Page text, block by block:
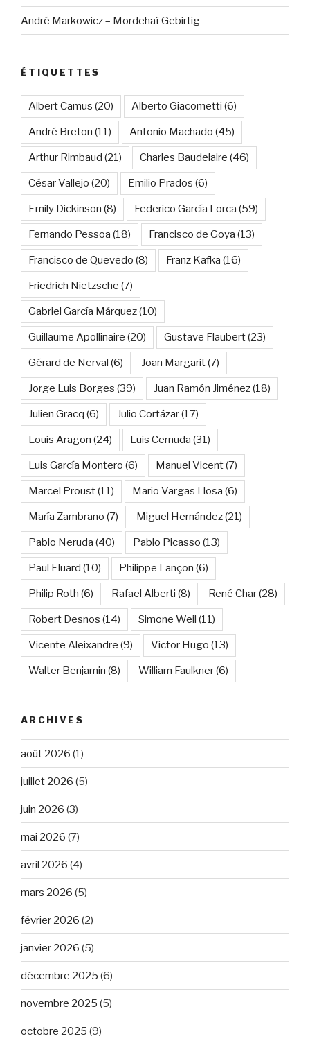
André Markowicz – Mordehaï Gebirtig
ÉTIQUETTES
Albert Camus (20) Alberto Giacometti (6)
André Breton (11) Antonio Machado (45)
Arthur Rimbaud (21) Charles Baudelaire (46)
César Vallejo (20) Emilio Prados (6)
Emily Dickinson (8) Federico García Lorca (59)
Fernando Pessoa (18) Francisco de Goya (13)
Francisco de Quevedo (8) Franz Kafka (16)
Friedrich Nietzsche (7)
Gabriel García Márquez(10)
Guillaume Apollinaire (20) Gustave Flaubert(23)
Gérard de Nerval (6) Joan Margarit(7)
Jorge Luis Borges (39) Juan Ramón Jiménez(18)
Julien Gracq (6) Julio Cortázar(17)
Louis Aragon (24) Luis Cernuda (31)
Luis García Montero (6) Manuel Vicent(7)
Marcel Proust(11) Mario Vargas Llosa (6)
María Zambrano (7) Miguel Hernández(21)
Pablo Neruda (40) Pablo Picasso (13)
Paul Eluard (10) Philippe Lançon (6)
Philip Roth (6) Rafael Alberti (8) René Char(28)
Robert Desnos (14) Simone Weil (11)
Vicente Aleixandre (9) Victor Hugo (13)
Walter Benjamin (8) William Faulkner(6)
ARCHIVES
août 2026 (1)
juillet 2026 (5)
juin 2026 (3)
mai 2026 (7)
avril 2026 (4)
mars 2026 (5)
février 2026 (2)
janvier 2026 (5)
décembre 2025 (6)
novembre 2025 (5)
octobre 2025 (9)